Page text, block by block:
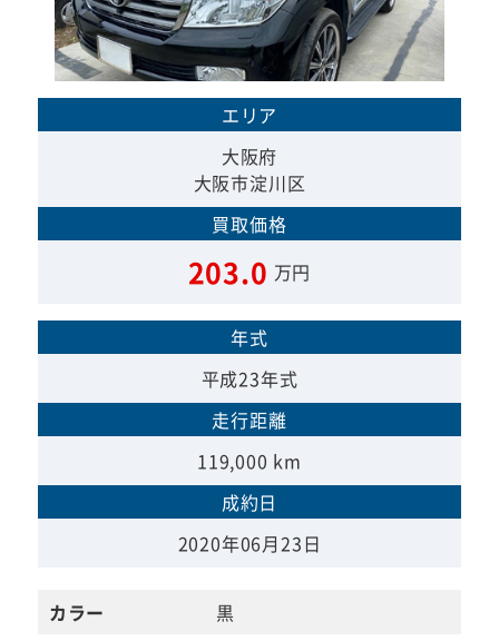
エリア
大阪府
大阪市淀川区
買取価格
203.0 万円
年式
平成23年式
走行距離
119,000 km
成約日
2020年06月23日
カラー
黒